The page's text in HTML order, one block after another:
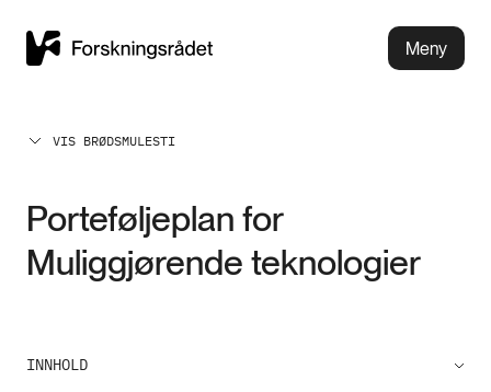
Meny
VIS BRØDSMULESTI
Porteføljeplan for
Muliggjørende teknologier
INNHOLD